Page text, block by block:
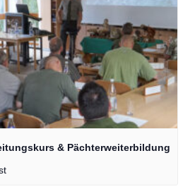
& Pächterweiterbildung